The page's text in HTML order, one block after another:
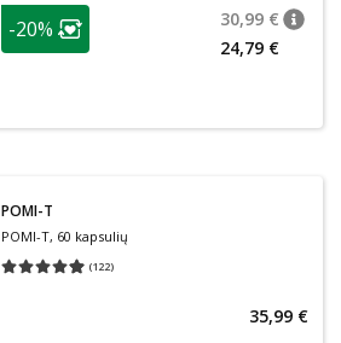
patarimas
Lojalumo klubo narių nuolaida
-20% 30,99 €
24,79 €
POMI-T
POMI-T, 60 kapsulių
(122)
Vidutinis įvertinimas 4.95
35,99 €